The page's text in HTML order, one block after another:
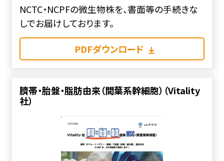
NCTC・NCPFの微生物株を、書面等の手続きな
しでお届けしております。
PDFダウンロード
臍帯・胎盤・脂肪由来（間葉系幹細胞）（Vitality
社）